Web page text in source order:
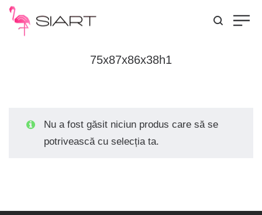
75x87x86x38h1
Nu a fost găsit niciun produs care să se
potrivească cu selecția ta.